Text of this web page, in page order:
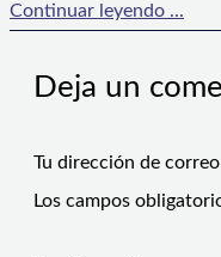
Continuar leyendo ...
Deja un
Tu dirección de
Los campos